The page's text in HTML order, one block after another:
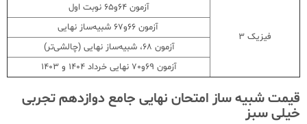
فیزیک ۳
آزمون 64و65 نوبت اول
آزمون 66و67 شبیه‌ساز نهایی
آزمون 68، شبیه‌ساز نهایی (چالشی‌تر)
آزمون 69و70 نهایی خرداد 1404 و 1403
قیمت شبیه ساز امتحان نهایی جامع دوازدهم تجربی
خیلی سبز